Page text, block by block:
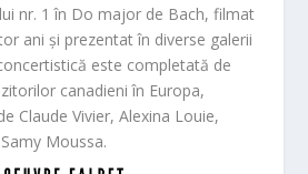
nr. 1 în Do major de Bach, filmat
ani și prezentat în diverse galerii
este completată de
canadieni în Europa,
Claude Vivier, Alexina Louie,
Moussa.